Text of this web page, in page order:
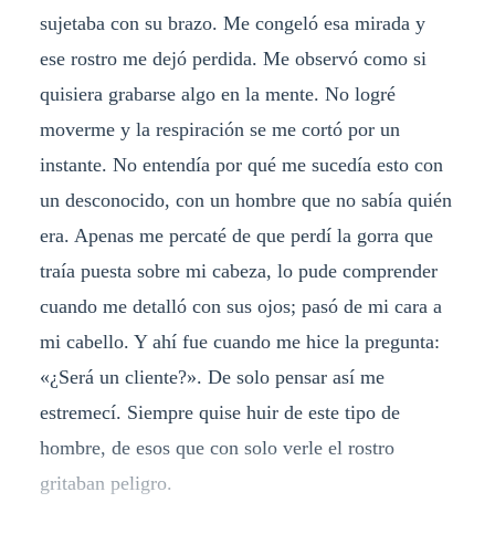
sujetaba con su brazo. Me congeló esa mirada y
ese rostro me dejó perdida. Me observó como si
quisiera grabarse algo en la mente. No logré
moverme y la respiración se me cortó por un
instante. No entendía por qué me sucedía esto con
un desconocido, con un hombre que no sabía quién
era. Apenas me percaté de que perdí la gorra que
traía puesta sobre mi cabeza, lo pude comprender
cuando me detalló con sus ojos; pasó de mi cara a
mi cabello. Y ahí fue cuando me hice la pregunta:
«¿Será un cliente?». De solo pensar así me
estremecí. Siempre quise huir de este tipo de
hombre, de esos que con solo verle el rostro
gritaban peligro.